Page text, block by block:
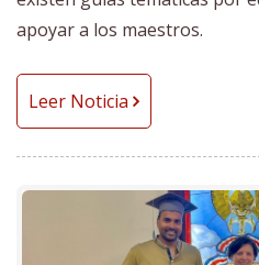
apoyar a los maestros.
Leer Noticia